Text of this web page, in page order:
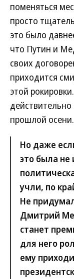
поменяться
просто
это было
что Путин и
своих
приходится
этой
прошлой осени.
Но даже
это была
учли, по
Не
Дмитрий
станет
для него
ему